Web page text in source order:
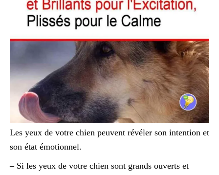
Les yeux de votre chien peuvent révéler son intention et
son état émotionnel.
– Si les yeux de votre chien sont grands ouverts et